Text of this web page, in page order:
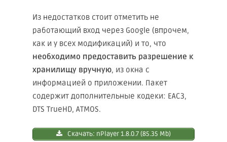
Из недостатков стоит отметить не
работающий вход через Google (впрочем,
как и у всех модификаций) и то, что
необходимо предоставить разрешение к
хранилищу вручную, из окна с
информацией о приложении. Пакет
содержит дополнительные кодеки: EAC3,
DTS TrueHD, ATMOS.
Скачать: nPlayer 1.8.0.7 (85.35 Mb)